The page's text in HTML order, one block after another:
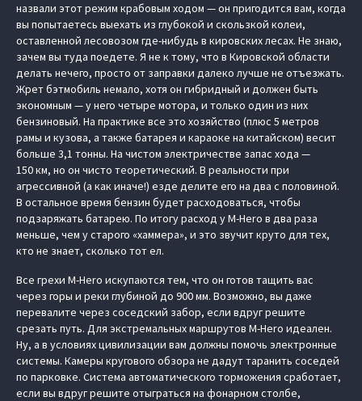
назвали этот режим крабовым ходом — он пригодится вам, когда
вы попытаетесь выехать из глубокой и скользкой колеи,
оставленной лесовозом где-нибудь в кировских лесах. Не знаю,
зачем вы туда поедете. Я не к тому, что в Кировской области
делать нечего, просто от заправки далеко лучше не отъезжать.
Жрет бэтмобиль немало, хотя он гибридный и должен быть
экономным — у него четыре мотора, и только один из них
бензиновый. На практике все это хозяйство (плюс 5 метров
рамы и кузова, а также батарея и караоке на китайском) весит
больше 3,1 тонны. На чистом электричестве запас хода —
150 км, но он чисто теоретический. В реальности при
агрессивной (а как иначе!) езде делите его на два с половиной.
В остальное время бензин будет расходоваться, чтобы
подзаряжать батарею. По итогу расход у M-Hero в два раза
меньше, чем у старого «хаммера», и это звучит круто для тех,
кто не знает, сколько тот ел.
Все грехи M-Hero искупаются тем, что он готов тащить вас
через горы и реки глубиной до 900 мм. Возможно, вы даже
перевалите через соседский забор, если вдруг решите
срезать путь. Для экстремальных маршрутов M-Hero идеален.
Ну, а в условиях цивилизации вам должны помочь электронные
системы. Камеры кругового обзора не дадут таранить соседей
по парковке. Система автоматического торможения сработает,
если вы вдруг решите отыграться на фонарном столбе,